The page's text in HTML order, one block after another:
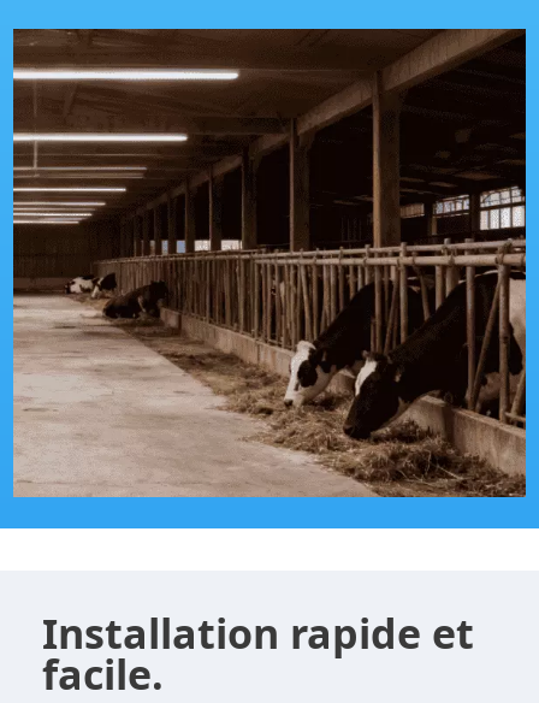
Installation rapide et
facile.